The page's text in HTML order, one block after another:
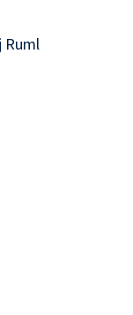
Ruml